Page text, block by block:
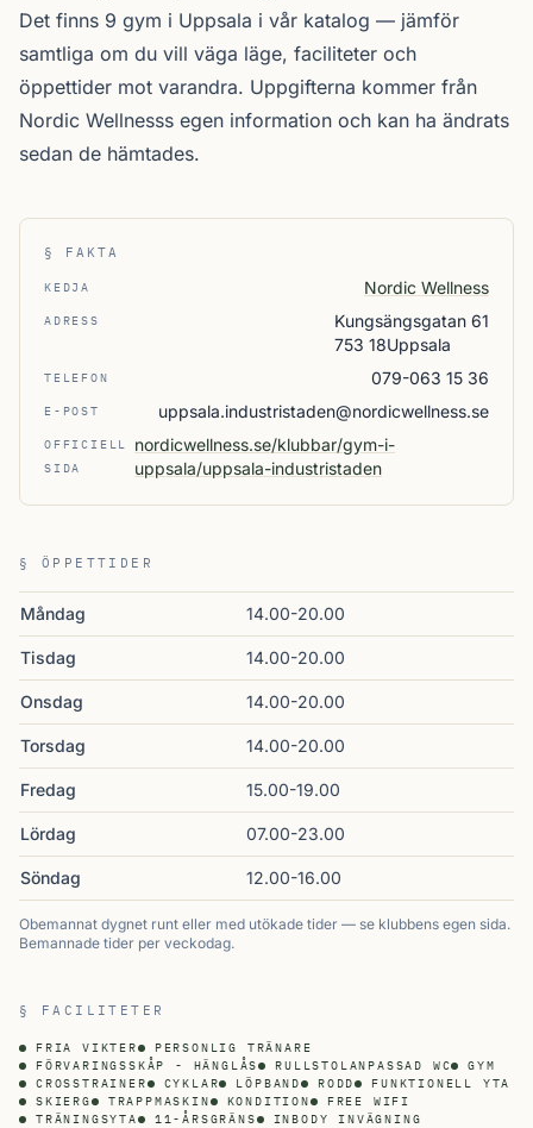
Det finns 9 gym i Uppsala i vår katalog — jämför
samtliga om du vill väga läge, faciliteter och
öppettider mot varandra. Uppgifterna kommer från
Nordic Wellnesss egen information och kan ha ändrats
sedan de hämtades.
§ FAKTA
KEDJA Nordic Wellness
ADRESS
Kungsängsgatan 61
753 18Uppsala
TELEFON 079-063 15 36
E-POST uppsala.industristaden@nordicwellness.se
OFFICIELL
SIDA
nordicwellness.se/klubbar/gym-i-
uppsala/uppsala-industristaden
§ ÖPPETTIDER
Måndag 14.00-20.00
Tisdag 14.00-20.00
Onsdag 14.00-20.00
Torsdag 14.00-20.00
Fredag 15.00-19.00
Lördag 07.00-23.00
Söndag 12.00-16.00
Obemannat dygnet runt eller med utökade tider — se klubbens egen sida.
Bemannade tider per veckodag.
§ FACILITETER
FRIA VIKTER
PERSONLIG TRÄNARE
FÖRVARINGSSKÅP - HÄNGLÅS
RULLSTOLANPASSAD WC
GYM
CROSSTRAINER
CYKLAR LÖPBAND RODD
FUNKTIONELL YTA
SKIERG
TRAPPMASKIN KONDITION
FREE WIFI
TRÄNINGSYTA
11-ÅRSGRÄNS
INBODY INVÄGNING